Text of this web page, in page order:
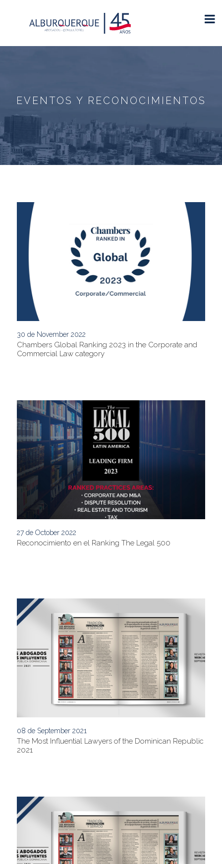
EVENTOS Y RECONOCIMIENTOS
30 de November 2022
Chambers Global Ranking 2023 in the Corporate and
Commercial Law category
27 de October 2022
Reconocimiento en el Ranking The Legal 500
08 de September 2021
The Most Influential Lawyers of the Dominican Republic
2021